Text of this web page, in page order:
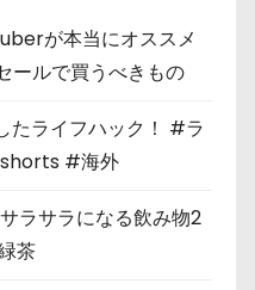
が本当にオススメ
ールで買うべきもの
たライフハック！ #ラ
#海外
ラサラになる飲み物2
茶